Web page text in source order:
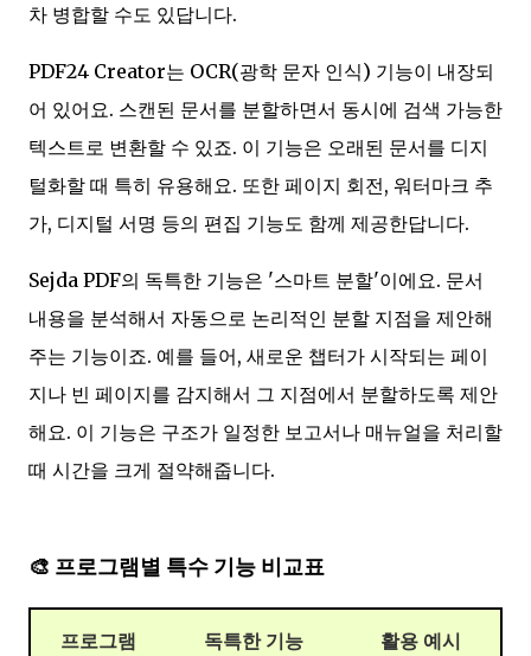
차 병합할 수도 있답니다.
PDF24 Creator는 OCR(광학 문자 인식) 기능이 내장되
어 있어요. 스캔된 문서를 분할하면서 동시에 검색 가능한
텍스트로 변환할 수 있죠. 이 기능은 오래된 문서를 디지
털화할 때 특히 유용해요. 또한 페이지 회전, 워터마크 추
가, 디지털 서명 등의 편집 기능도 함께 제공한답니다.
Sejda PDF의 독특한 기능은 '스마트 분할'이에요. 문서
내용을 분석해서 자동으로 논리적인 분할 지점을 제안해
주는 기능이죠. 예를 들어, 새로운 챕터가 시작되는 페이
지나 빈 페이지를 감지해서 그 지점에서 분할하도록 제안
해요. 이 기능은 구조가 일정한 보고서나 매뉴얼을 처리할
때 시간을 크게 절약해줍니다.
🎨 프로그램별 특수 기능 비교표
프로그램 독특한 기능 활용 예시